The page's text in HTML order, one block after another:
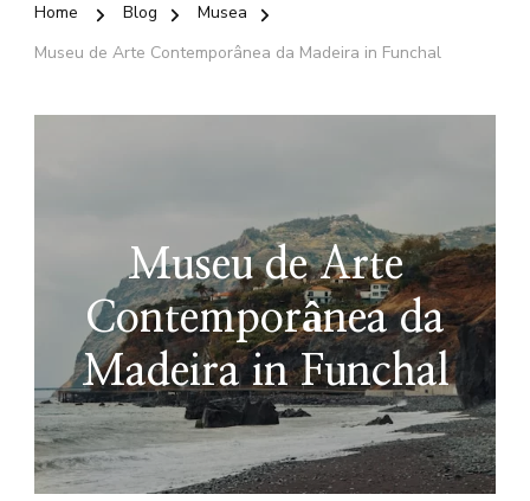
Home Blog
Musea
Museu de Arte Contemporânea da Madeira in Funchal
Museu de Arte
Contemporânea da
Madeira in Funchal